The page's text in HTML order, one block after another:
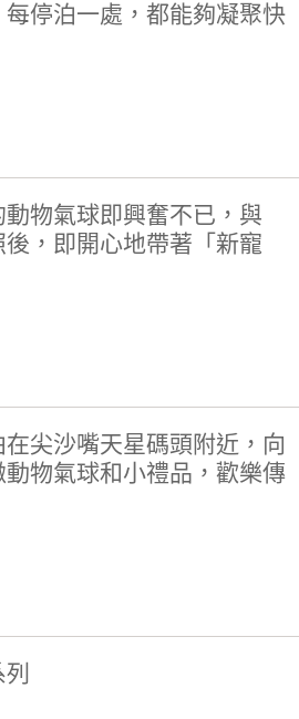
停泊一處，都能夠凝聚快
物氣球即興奮不已，與
後，即開心地帶著「新寵
在尖沙嘴天星碼頭附近，向
物氣球和小禮品，歡樂傳